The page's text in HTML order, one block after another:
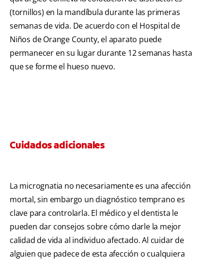
(tornillos) en la mandíbula durante las primeras
semanas de vida. De acuerdo con el Hospital de
Niños de Orange County, el aparato puede
permanecer en su lugar durante 12 semanas hasta
que se forme el hueso nuevo.
Cuidados adicionales
La micrognatia no necesariamente es una afección
mortal, sin embargo un diagnóstico temprano es
clave para controlarla. El médico y el dentista le
pueden dar consejos sobre cómo darle la mejor
calidad de vida al individuo afectado. Al cuidar de
alguien que padece de esta afección o cualquiera